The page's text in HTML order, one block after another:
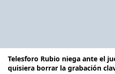
Telesforo Rubio niega ante el
quisiera borrar la grabación